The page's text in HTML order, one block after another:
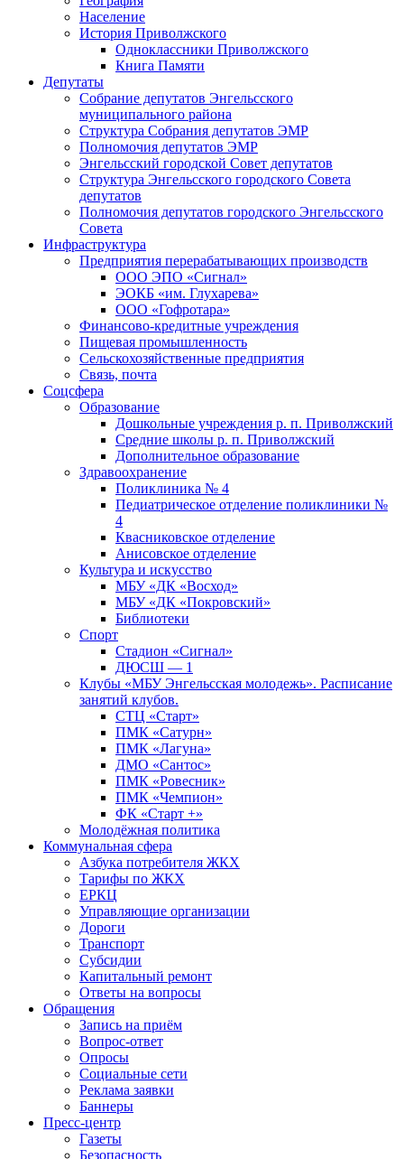
Население
История Приволжского
Одноклассники Приволжского
Книга Памяти
Депутаты
Собрание депутатов Энгельсского
муниципального района
Структура Собрания депутатов ЭМР
Полномочия депутатов ЭМР
Энгельсский городской Совет депутатов
Структура Энгельсского городского Совета
депутатов
Полномочия депутатов городского Энгельсского
Совета
Инфраструктура
Предприятия перерабатывающих производств
ООО ЭПО «Сигнал»
ЭОКБ «им. Глухарева»
ООО «Гофротара»
Финансово-кредитные учреждения
Пищевая промышленность
Сельскохозяйственные предприятия
Связь, почта
Соцсфера
Образование
Дошкольные учреждения р. п. Приволжский
Средние школы р. п. Приволжский
Дополнительное образование
Здравоохранение
Поликлиника № 4
Педиатрическое отделение поликлиники №
4
Квасниковское отделение
Анисовское отделение
Культура и искусство
МБУ «ДК «Восход»
МБУ «ДК «Покровский»
Библиотеки
Спорт
Стадион «Сигнал»
ДЮСШ — 1
Клубы «МБУ Энгельсская молодежь». Расписание
занятий клубов.
СТЦ «Старт»
ПМК «Сатурн»
ПМК «Лагуна»
ДМО «Сантос»
ПМК «Ровесник»
ПМК «Чемпион»
ФК «Старт +»
Молодёжная политика
Коммунальная сфера
Азбука потребителя ЖКХ
Тарифы по ЖКХ
ЕРКЦ
Управляющие организации
Дороги
Транспорт
Субсидии
Капитальный ремонт
Ответы на вопросы
Обращения
Запись на приём
Вопрос-ответ
Опросы
Социальные сети
Реклама заявки
Баннеры
Пресс-центр
Газеты
Безопасность